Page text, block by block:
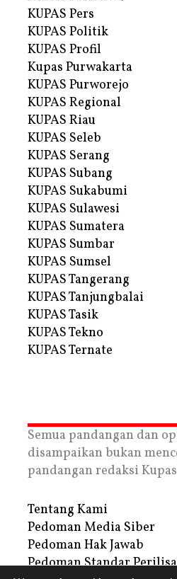
KUPAS Pers
KUPAS Politik
KUPAS Profil
Kupas Purwakarta
KUPAS Purworejo
KUPAS Regional
KUPAS Riau
KUPAS Seleb
KUPAS Serang
KUPAS Subang
KUPAS Sukabumi
KUPAS Sulawesi
KUPAS Sumatera
KUPAS Sumbar
KUPAS Sumsel
KUPAS Tangerang
KUPAS Tanjungbalai
KUPAS Tasik
KUPAS Tekno
KUPAS Ternate
Semua pandangan dan
disampaikan bukan
pandangan redaksi
Tentang Kami
Pedoman Media Siber
Pedoman Hak Jawab
Pedoman Standar